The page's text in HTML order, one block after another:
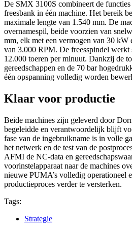
De SMX 3100S combineert de functies
freesbank in één machine. Het bereik
maximale lengte van 1.540 mm. De
overnamespil, beide voorzien van
mm, elk met een vermogen van 30 kW
van 3.000 RPM. De freesspindel werkt
12.000 toeren per minuut. Dankzij de
gereedschappen en de 70 bar
één opspanning volledig worden
Klaar voor productie
Beide machines zijn geleverd door
begeleidde en verantwoordelijk blijft
fase van de ingebruikname is in volle
het netwerk en de test van de
AFMI de NC-data en
voorinstelapparaat naar de machines
nieuwe PUMA’s volledig operationeel
productieproces verder te versterken.
Tags:
Strategie